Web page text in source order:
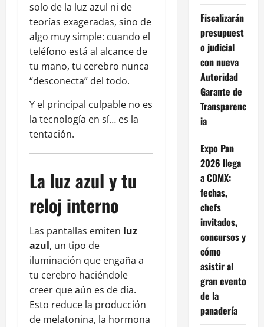
solo de la luz azul ni de
teorías exageradas, sino de
algo muy simple: cuando el
teléfono está al alcance de
tu mano, tu cerebro nunca
“desconecta” del todo.
Y el principal culpable no es
la tecnología en sí… es la
tentación.
La luz azul y tu
reloj interno
Las pantallas emiten luz
azul, un tipo de
iluminación que engaña a
tu cerebro haciéndole
creer que aún es de día.
Esto reduce la producción
de melatonina, la hormona
Fiscalizarán
presupuest
o judicial
con nueva
Autoridad
Garante de
Transparenc
ia
Expo Pan
2026 llega
a CDMX:
fechas,
chefs
invitados,
concursos y
cómo
asistir al
gran evento
de la
panadería